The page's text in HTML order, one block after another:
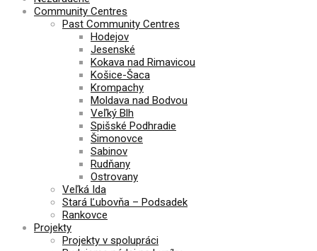
Community Centres
Past Community Centres
Hodejov
Jesenské
Kokava nad Rimavicou
Košice-Šaca
Krompachy
Moldava nad Bodvou
Veľký Blh
Spišské Podhradie
Šimonovce
Sabinov
Rudňany
Ostrovany
Veľká Ida
Stará Ľubovňa – Podsadek
Rankovce
Projekty
Projekty v spolupráci